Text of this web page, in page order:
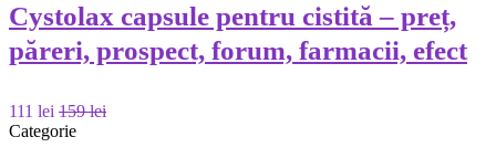
Cystolax capsule pentru cistită – preț,
păreri, prospect, forum, farmacii, efect
111 lei 159 lei
Categorie